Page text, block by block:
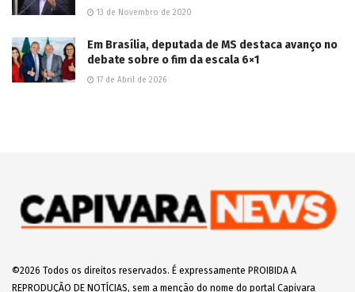
13 de Novembro de 2020
Em Brasília, deputada de MS destaca avanço no
debate sobre o fim da escala 6×1
17 de Abril de 2026
©2026 Todos os direitos reservados. É expressamente PROIBIDA A
REPRODUÇÃO DE NOTÍCIAS, sem a menção do nome do portal Capivara